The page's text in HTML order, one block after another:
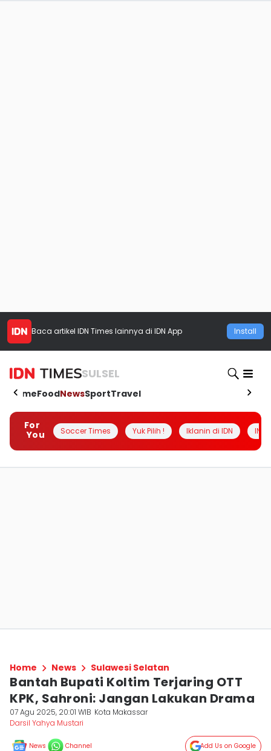
Baca artikel IDN Times lainnya di IDN App Install
SULSEL
HomeFoodNewsSportTravel
For
You
Soccer Times Yuk Pilih ! Iklanin di IDN
Home News Sulawesi Selatan
Bantah Bupati Koltim Terjaring OTT
KPK, Sahroni: Jangan Lakukan Drama
07 Agu 2025, 20:01 WIB Kota Makassar
Darsil Yahya Mustari
News Channel Add Us on Google